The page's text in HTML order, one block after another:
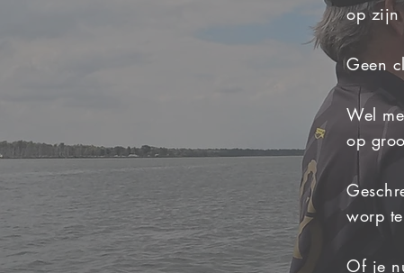
op zijn
Geen
Wel
op
worp
Of je